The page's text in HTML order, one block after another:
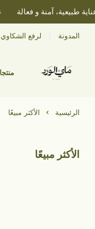
طبيعية، آمنة و فعالة
المدونة لرفع الشكاوي
الرئيسية الأكثر مبيعًا
الأكثر مبيعًا